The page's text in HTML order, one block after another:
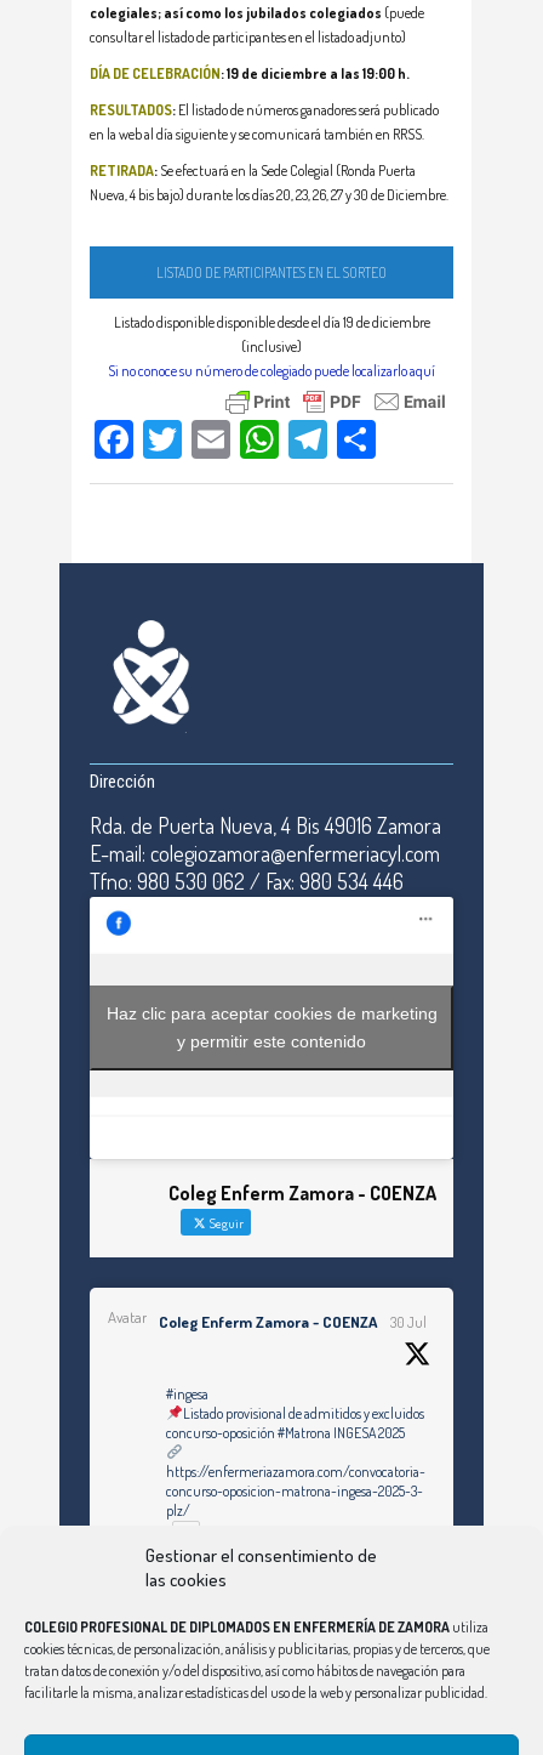
Gestionar el consentimiento de
las cookies
COLEGIO PROFESIONAL DE DIPLOMADOS EN ENFERMERÍA DE ZAMORA utiliza
cookies técnicas, de personalización, análisis y publicitarias, propias y de terceros, que
tratan datos de conexión y/o del dispositivo, así como hábitos de navegación para
facilitarle la misma, analizar estadísticas del uso de la web y personalizar publicidad.
colegiales; así como los jubilados colegiados (puede
consultar el listado de participantes en el listado adjunto)
DÍA DE CELEBRACIÓN:19 de diciembre a las 19:00 h.
RESULTADOS: El listado de números ganadores será publicado
en la web al día siguiente y se comunicará también en RRSS.
RETIRADA: Se efectuará en la Sede Colegial (Ronda Puerta
Nueva, 4 bis bajo) durante los días 20, 23, 26, 27 y 30 de Diciembre.
LISTADO DE PARTICIPANTES EN EL SORTEO
Listado disponible disponible desde el día 19 de diciembre
(inclusive)
Si no conoce su número de colegiado puede localizarlo aquí
Facebook
TwitterEmailWhatsApp
Telegram
Dirección
Rda. de Puerta Nueva, 4 Bis 49016 Zamora
E-mail: colegiozamora@enfermeriacyl.com
Tfno: 980 530 062 / Fax: 980 534 446
Haz clic para aceptar cookies de marketing
y permitir este contenido
Coleg Enferm Zamora - COENZA
Seguir
Avatar Coleg Enferm Zamora - COENZA 30 Jul
#ingesa
Listado provisional de admitidos y excluidos
concurso-oposición #Matrona INGESA 2025
https://enfermeriazamora.com/convocatoria-
concurso-oposicion-matrona-ingesa-2025-3-
plz/
Ver Más
Síguenos en Instagram